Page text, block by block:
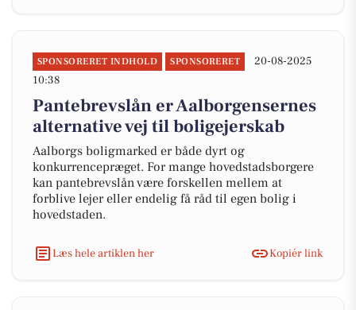
SPONSORERET INDHOLD SPONSORERET
20-08-2025
10:38
Pantebrevslån er Aalborgensernes
alternative vej til boligejerskab
Aalborgs boligmarked er både dyrt og
konkurrencepræget. For mange hovedstadsborgere
kan pantebrevslån være forskellen mellem at
forblive lejer eller endelig få råd til egen bolig i
hovedstaden.
Læs hele artiklen her Kopiér link